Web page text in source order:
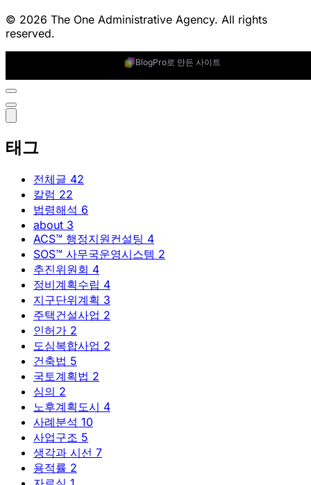
© 2026 The One Administrative Agency. All rights
reserved.
BlogPro로 만든 사이트
태그
전체글 42
칼럼 22
법령해석 6
about 3
ACS™ 행정지원컨설팅 4
SOS™ 사무국운영시스템 2
추진위원회 4
정비계획수립 4
지구단위계획 3
주택건설사업 2
인허가 2
도심복합사업 2
건축법 5
국토계획법 2
심의 2
노후계획도시 4
사례분석 10
사업구조 5
생각과 시선 7
용적률 2